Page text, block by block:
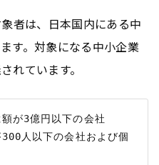
者は、日本国内にある中
す。対象になる中小企業
れています。
が3億円以下の会社
人以下の会社および個